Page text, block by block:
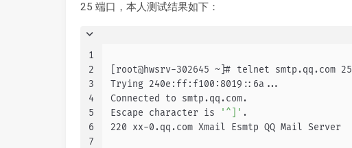
25 端口，本人测试结果如下：
1
2
3
4
5
6
7
[root@hwsrv-302645 ~]# telnet smtp.qq.com 25
Trying 240e:ff:f100:8019::6a...
Connected to smtp.qq.com.
Escape character is
'^]' .
220 xx-0.qq.com Xmail Esmtp QQ Mail Server